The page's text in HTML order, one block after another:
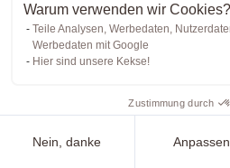
Warum verwenden wir Cookies?
Teile Analysen, Werbedaten,
Werbedaten mit Google
Hier sind unsere Kekse!
Zustimmung durch
Nein, danke Anpassen
Nummer
der
Kreditkarte
des
Bankkontos